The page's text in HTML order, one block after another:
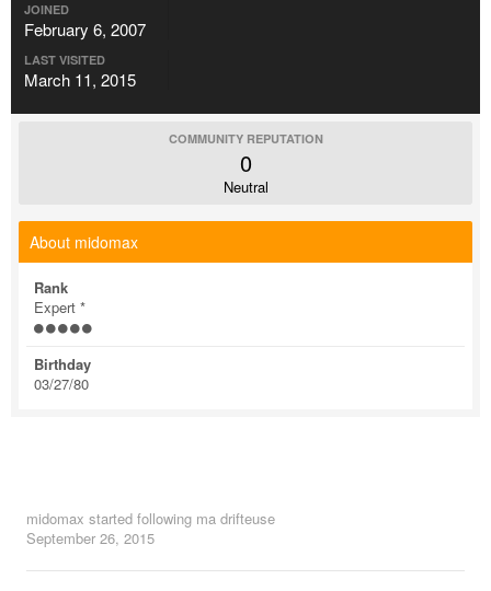
JOINED
February 6, 2007
LAST VISITED
March 11, 2015
COMMUNITY REPUTATION
0
Neutral
About midomax
Rank
Expert *
Birthday
03/27/80
midomax started following ma drifteuse
September 26, 2015